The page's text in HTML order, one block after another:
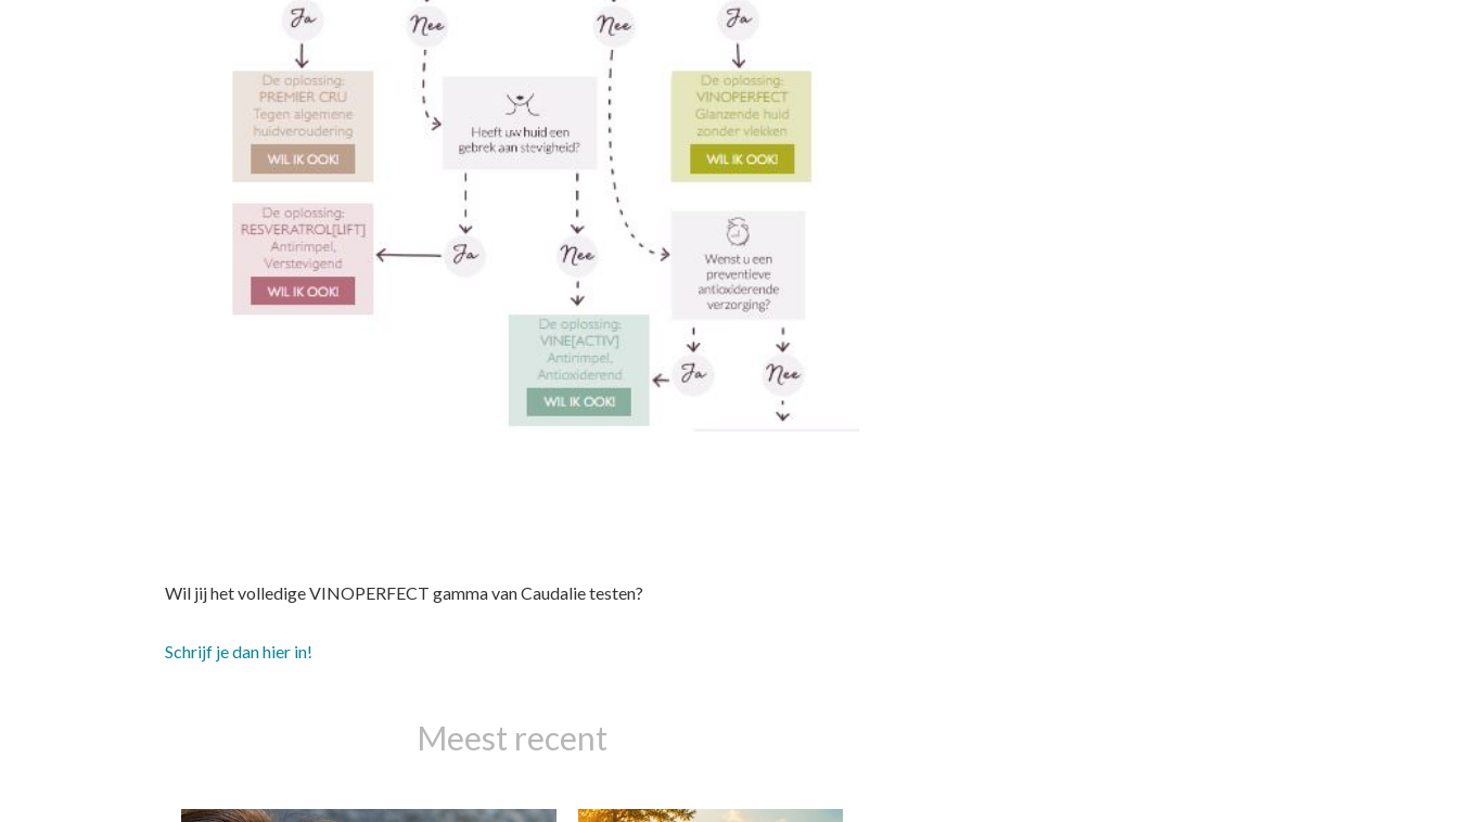
Wil jij het volledige VINOPERFECT gamma van Caudalie testen?
Schrijf je dan hier in!
Meest recent